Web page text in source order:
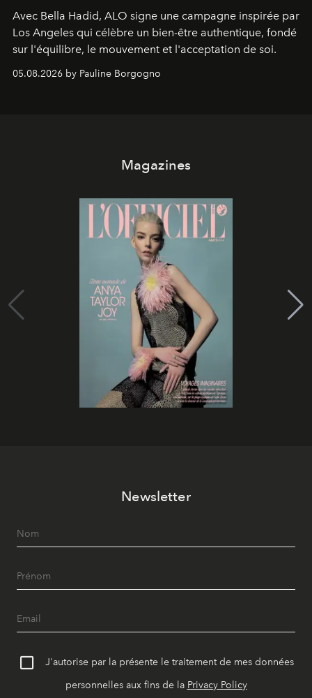
Avec Bella Hadid, ALO signe une campagne inspirée par
Los Angeles qui célèbre un bien-être authentique, fondé
sur l'équilibre, le mouvement et l'acceptation de soi.
05.08.2026 by Pauline Borgogno
Magazines
Newsletter
J'autorise par la présente le traitement de mes données
personnelles aux fins de la Privacy Policy